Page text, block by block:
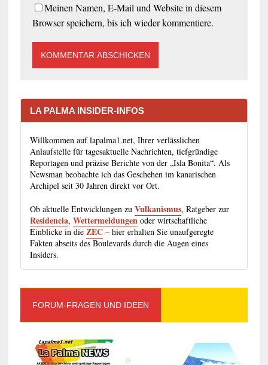
Meinen Namen, E-Mail und Website in diesem
Browser speichern, bis ich wieder kommentiere.
LA PALMA INSIDER-INFOS
Willkommen auf lapalma1.net, Ihrer verlässlichen
Anlaufstelle für tagesaktuelle Nachrichten, tiefgründige
Reportagen und präzise Berichte von der „Isla Bonita“. Als
Newsman beobachte ich das Geschehen im kanarischen
Archipel seit 30 Jahren direkt vor Ort.
Ob aktuelle Entwicklungen zu Vulkanismus, Ratgeber zur
Residencia, Wettermeldungen oder wirtschaftliche
Einblicke in dieZEC– hier erhalten Sie unaufgeregte
Fakten abseits des Boulevards durch die Augen eines
Insiders.
FORUM-FRAGEN UND IDEEN